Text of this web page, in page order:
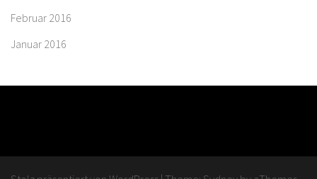
Februar 2016
Januar 2016